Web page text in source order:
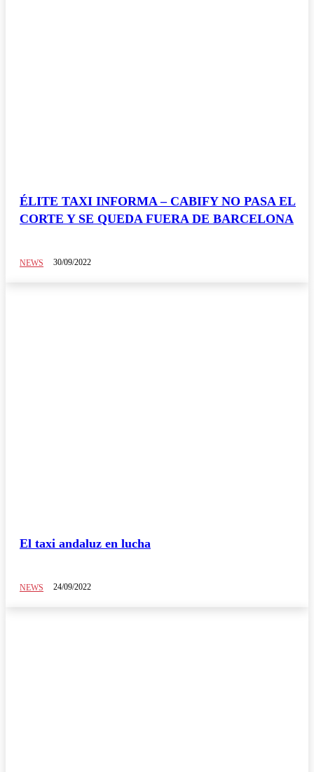
ÉLITE TAXI INFORMA – CABIFY NO PASA EL
CORTE Y SE QUEDA FUERA DE BARCELONA
NEWS 30/09/2022
El taxi andaluz en lucha
NEWS 24/09/2022